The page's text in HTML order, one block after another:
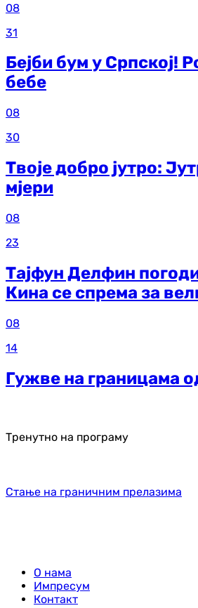
08
31
Бејби бум у Српској!
бебе
08
30
Твоје добро јутро:
мјери
08
23
Тајфун Делфин
Кина се спрема за
08
14
Гужве на границама
Тренутно на програму
Стање на граничним прелазима
О нама
Импресум
Контакт